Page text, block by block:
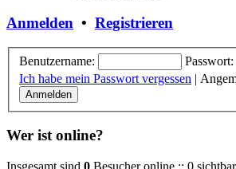
Anmelden • Registrieren
Benutzername:
Passwort:
Ich habe mein Passwort vergessen |
Wer ist online?
Insgesamt sind 0 Besucher online :: 0